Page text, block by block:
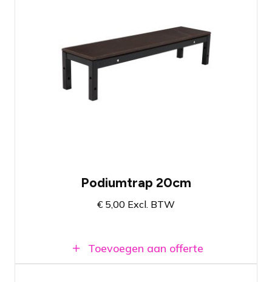
Prolyte StageDex Step section 20cm
Meest gebruikte trede voor een podium
hoger dan 20 centimeter
Podiumtrap 20cm
€ 5,00 Excl. BTW
Toevoegen aan offerte